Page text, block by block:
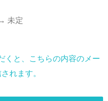
未定
くと、こちらの内容のメー
れます。